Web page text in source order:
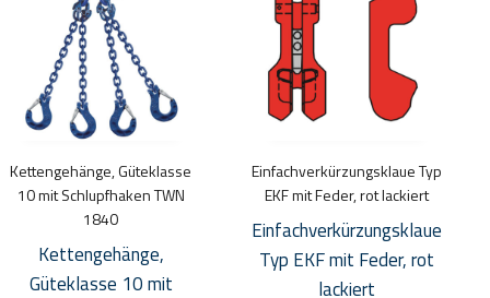
Kettengehänge, Güteklasse
10 mit Schlupfhaken TWN
1840
Kettengehänge,
Güteklasse 10 mit
mehrere
Varianten
können
Produktseite
Einfachverkürzungsklaue Typ
EKF mit Feder, rot lackiert
Einfachverkürzungsklaue
Typ EKF mit Feder, rot
lackiert
weist
mehrere
Varianten
können
auf
der
Produktseite